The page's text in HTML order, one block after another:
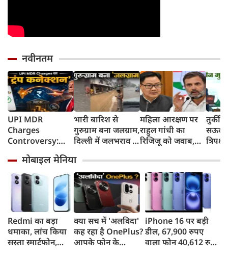
नवीनतम
UPI MDR
Charges
Controversy:
'ट्रंप कनेक्शन' की
क्यों हो रही चर्चा?
भारी बारिश से
गुरुग्राम बना जलग्राम,
दिल्ली में जलभराव से
महिला आरक्षण पर
राहुल गांधी का
रिजिजू को जवाब,
कानून बिना शर्त लागू
करें
तुर्की,
सऊदी
मोबाइल मेनिया
Redmi का बड़ा
धमाका, लांच किया
सस्ता स्मार्टफोन,
क्या सच में 'अलविदा'
कह रहा है OnePlus?
आपके फोन के
iPhone 16 पर बड़ी
डील, 67,900 रुपए
वाला फोन 40,612 रुपए